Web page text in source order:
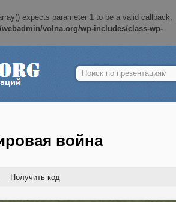
expects parameter 1 to be a valid callback,
webadmin/volna.org/wp-includes/class-wp-
Найти:
война
Получить код